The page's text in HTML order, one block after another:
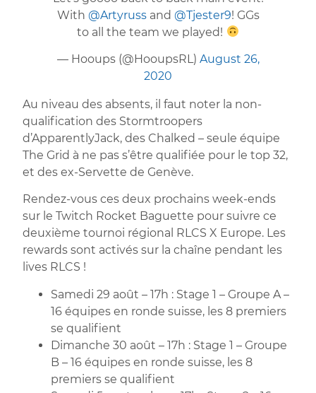
With @Artyrussand @Tjester9! GGs
to all the team we played!
— Hooups (@HooupsRL) August 26,
2020
Au niveau des absents, il faut noter la non-
qualification des Stormtroopers
d’ApparentlyJack, des Chalked – seule équipe
The Grid à ne pas s’être qualifiée pour le top 32,
et des ex-Servette de Genève.
Rendez-vous ces deux prochains week-ends
sur le Twitch Rocket Baguette pour suivre ce
deuxième tournoi régional RLCS X Europe. Les
rewards sont activés sur la chaîne pendant les
lives RLCS !
Samedi 29 août – 17h : Stage 1 – Groupe A –
16 équipes en ronde suisse, les 8 premiers
se qualifient
Dimanche 30 août – 17h : Stage 1 – Groupe
B – 16 équipes en ronde suisse, les 8
premiers se qualifient